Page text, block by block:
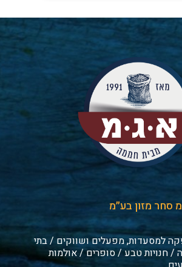
סחר מזון בע״מ
למסעדות, מפעלים ושווקים / בתי
/ חנויות טבע / סופרים / אולמות